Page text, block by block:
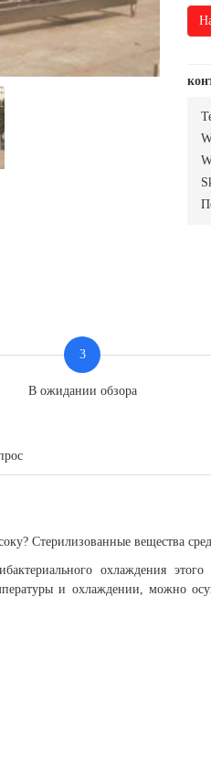
3
В ожидании обзора
Стерилизованные вещества
охлаждения
и охлаждении, можно